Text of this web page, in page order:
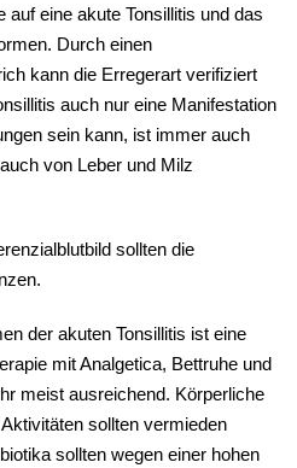
eine akute Tonsillitis und das
Durch einen
kann die Erregerart verifiziert
auch nur eine Manifestation
sein kann, ist immer auch
von Leber und Milz
sollten die
der akuten Tonsillitis ist eine
mit Analgetica, Bettruhe und
meist ausreichend. Körperliche
sollten vermieden
sollten wegen einer hohen